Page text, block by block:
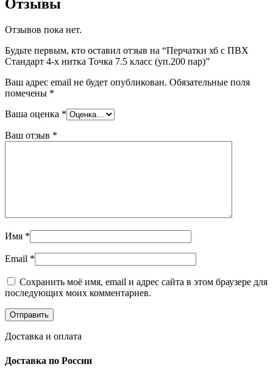
Отзывы
Отзывов пока нет.
Будьте первым, кто оставил отзыв на “Перчатки хб с ПВХ
Стандарт 4-х нитка Точка 7.5 класс (уп.200 пар)”
Ваш адрес email не будет опубликован. Обязательные поля
помечены *
Ваша оценка *
Ваш отзыв *
Имя *
Email *
Сохранить моё имя, email и адрес сайта в этом браузере для
последующих моих комментариев.
Доставка и оплата
Доставка по России